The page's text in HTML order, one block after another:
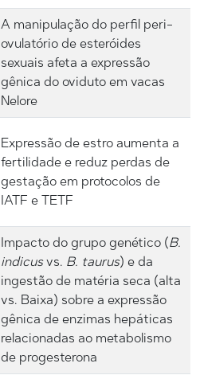
A manipulação do perfil peri-
ovulatório de esteróides
sexuais afeta a expressão
gênica do oviduto em vacas
Nelore
Expressão de estro aumenta a
fertilidade e reduz perdas de
gestação em protocolos de
IATF e TETF
Impacto do grupo genético (B.
indicusvs. B. taurus) e da
ingestão de matéria seca (alta
vs. Baixa) sobre a expressão
gênica de enzimas hepáticas
relacionadas ao metabolismo
de progesterona